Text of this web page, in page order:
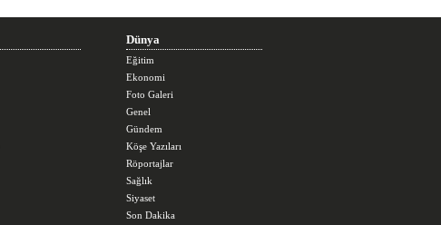
Dünya
Eğitim
Ekonomi
Foto Galeri
Genel
Gündem
Köşe Yazıları
Röportajlar
Sağlık
Siyaset
Son Dakika